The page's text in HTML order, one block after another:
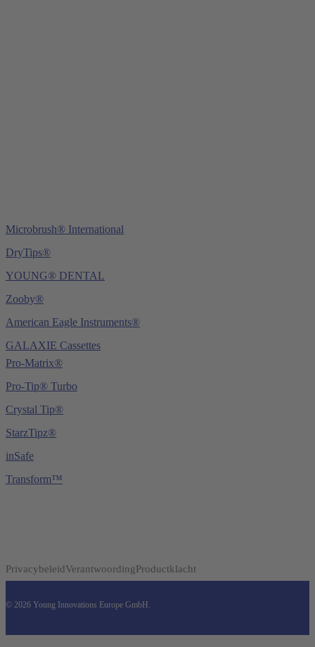
Microbrush® International
DryTips®
YOUNG® DENTAL
Zooby®
American Eagle Instruments®
GALAXIE Cassettes
Pro-Matrix®
Pro-Tip® Turbo
Crystal Tip®
StarzTipz®
inSafe
Transform™
PrivacybeleidVerantwoordingProductklacht
© 2026 Young Innovations Europe GmbH.